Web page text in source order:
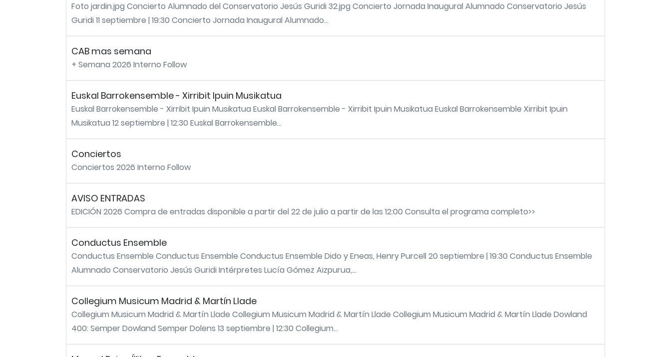
Foto jardin.jpg Concierto Alumnado del Conservatorio Jesús Guridi 32.jpg Concierto Jornada Inaugural Alumnado Conservatorio Jesús
Guridi 11 septiembre | 19:30 Concierto Jornada Inaugural Alumnado...
CAB mas semana
+ Semana 2026 Interno Follow
Euskal Barrokensemble - Xirribit Ipuin Musikatua
Euskal Barrokensemble - Xirribit Ipuin Musikatua Euskal Barrokensemble - Xirribit Ipuin Musikatua Euskal Barrokensemble Xirribit Ipuin
Musikatua 12 septiembre | 12:30 Euskal Barrokensemble...
Conciertos
Conciertos 2026 Interno Follow
AVISO ENTRADAS
EDICIÓN 2026 Compra de entradas disponible a partir del 22 de julio a partir de las 12:00 Consulta el programa completo>>
Conductus Ensemble
Conductus Ensemble Conductus Ensemble Conductus Ensemble Dido y Eneas, Henry Purcell 20 septiembre | 19:30 Conductus Ensemble
Alumnado Conservatorio Jesús Guridi Intérpretes Lucía Gómez Aizpurua,...
Collegium Musicum Madrid & Martín Llade
Collegium Musicum Madrid & Martín Llade Collegium Musicum Madrid & Martín Llade Collegium Musicum Madrid & Martín Llade Dowland
400: Semper Dowland Semper Dolens 13 septiembre | 12:30 Collegium...